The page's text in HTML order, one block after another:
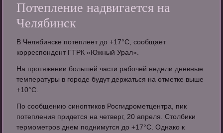
Потепление надвигается на
Челябинск
В Челябинске потеплеет до +17°С, сообщает
корреспондент ГТРК «Южный Урал».
На протяжении большей части рабочей недели дневные
температуры в городе будут держаться на отметке выше
+10°С.
По сообщению синоптиков Росгидрометцентра, пик
потепления придется на четверг, 20 апреля. Столбики
термометров днем поднимутся до +17°С. Однако к